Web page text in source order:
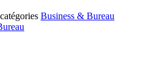
Business & Bureau